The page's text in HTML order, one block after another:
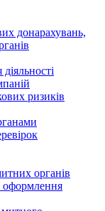
донарахувань,
ризиків
органів
оформлення